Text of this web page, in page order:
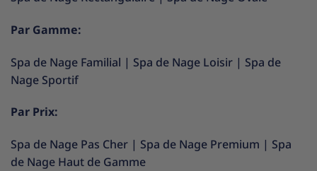
Par Gamme:
Spa de Nage Familial | Spa de Nage Loisir | Spa de
Nage Sportif
Par Prix:
Spa de Nage Pas Cher | Spa de Nage Premium | Spa
de Nage Haut de Gamme